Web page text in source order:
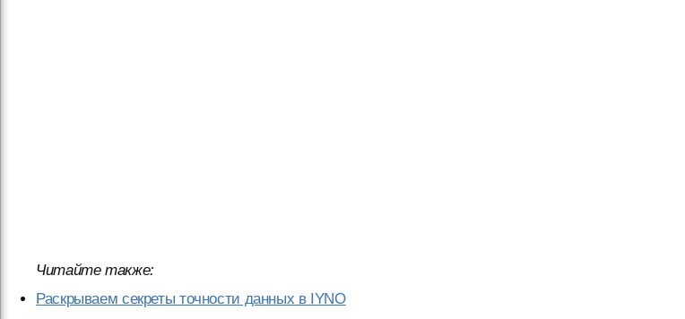
Читайте также:
Раскрываем секреты точности данных в IYNO